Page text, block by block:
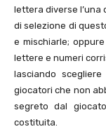
lettera diverse l’una
di selezione di
e mischiarle;
lettere e numeri
lasciando
giocatori che non
segreto dal
costituita.